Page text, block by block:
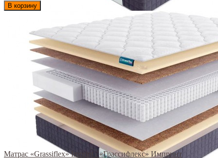
В корзину
Матрас «Grassiflex» Imprint / «Грассифлекс» Импринт